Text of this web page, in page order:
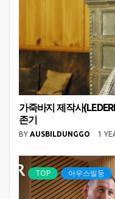
가죽바지 제작사
존기
BY AUSBILDUNGGO 1
TOP 아우스빌둥